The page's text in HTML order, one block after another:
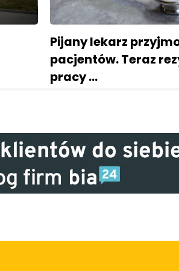
Pijany lekarz
pacjentów. Teraz
pracy …